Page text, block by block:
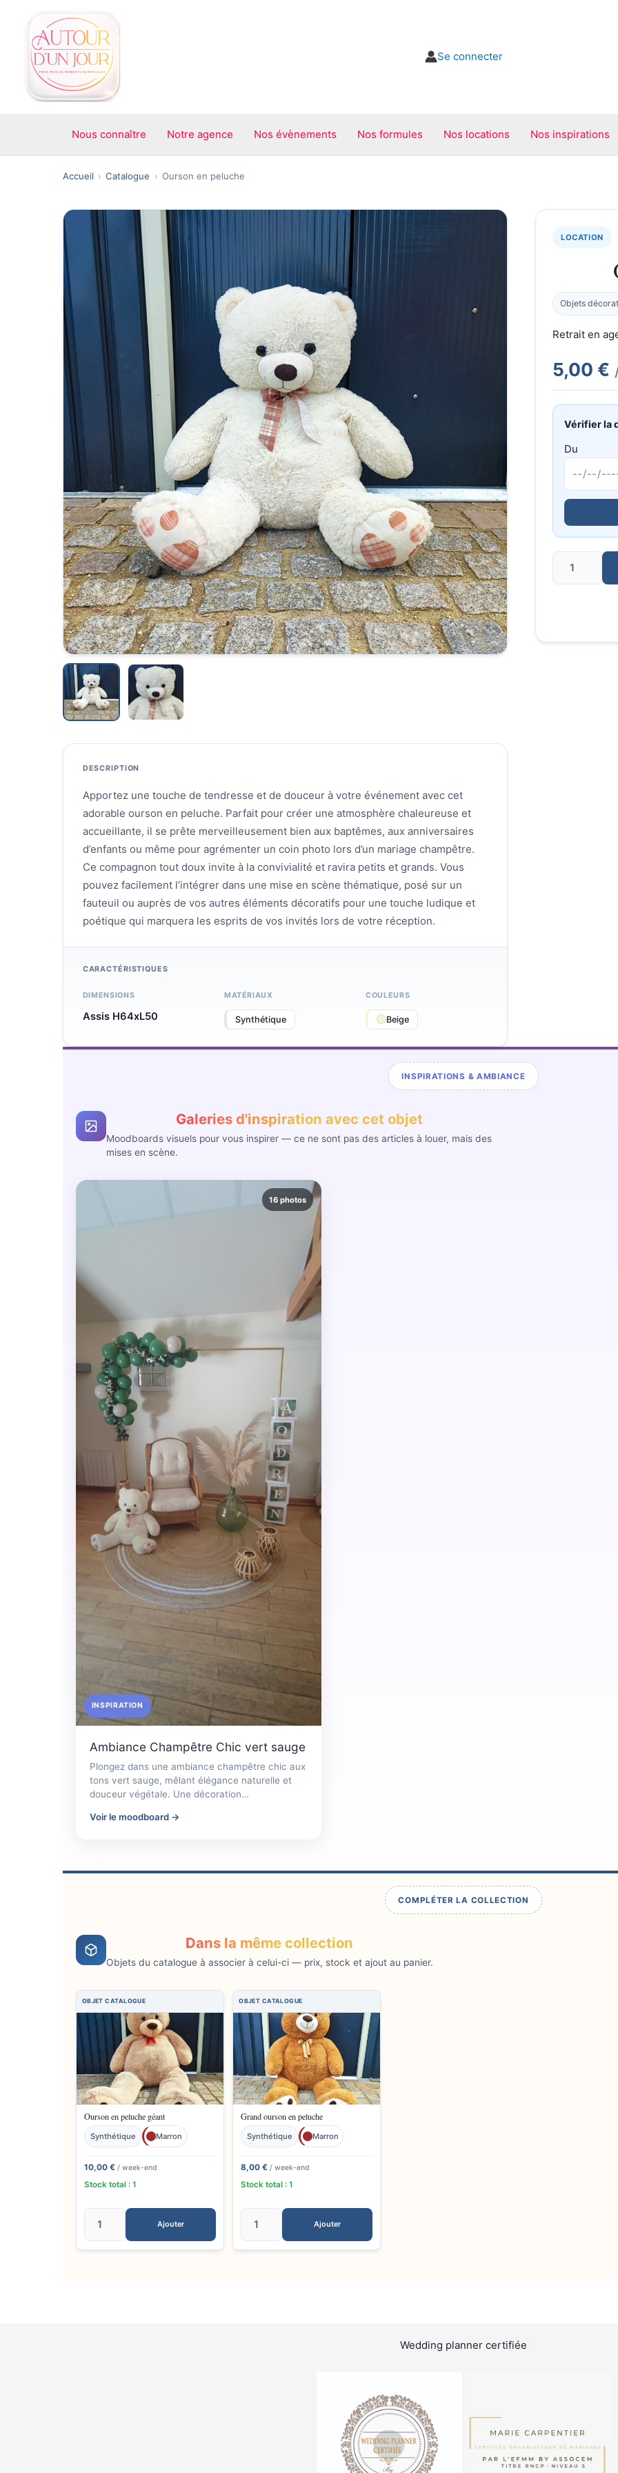
contenu
Se connecter
Nous connaître Notre agence Nos évènements Nos formules Nos locations Nos inspirations
Accueil Catalogue Ourson en peluche
LOCATION
Objets
Retrait en
5,00 €
Vérifier la
Du
Quantité
DESCRIPTION
Apportez une touche de tendresse et de douceur à votre événement avec cet
adorable ourson en peluche. Parfait pour créer une atmosphère chaleureuse et
accueillante, il se prête merveilleusement bien aux baptêmes, aux anniversaires
d’enfants ou même pour agrémenter un coin photo lors d’un mariage champêtre.
Ce compagnon tout doux invite à la convivialité et ravira petits et grands. Vous
pouvez facilement l’intégrer dans une mise en scène thématique, posé sur un
fauteuil ou auprès de vos autres éléments décoratifs pour une touche ludique et
poétique qui marquera les esprits de vos invités lors de votre réception.
CARACTÉRISTIQUES
DIMENSIONS
Assis H64xL50
MATÉRIAUX
Synthétique
COULEURS
Beige
INSPIRATIONS & AMBIANCE
Galeries d'inspiration avec cet objet
Moodboards visuels pour vous inspirer — ce ne sont pas des articles à louer, mais des
mises en scène.
16 photos
INSPIRATION
Ambiance Champêtre Chic vert sauge
Plongez dans une ambiance champêtre chic aux
tons vert sauge, mêlant élégance naturelle et
douceur végétale. Une décoration…
Voir le moodboard →
COMPLÉTER LA COLLECTION
Dans la même collection
Objets du catalogue à associer à celui-ci — prix, stock et ajout au panier.
Ourson en peluche géant
Synthétique Marron
10,00 €/ week-end
Stock total : 1
Ajouter
Grand ourson en peluche
Synthétique Marron
8,00 €/ week-end
Stock total : 1
Ajouter
Wedding planner certifiée